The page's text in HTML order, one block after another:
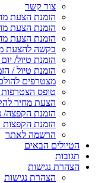
צור קשר
הזמנת הצעת
הזמנת הצעת
הזמנת הצעת
בקשה להצעת
הזמנת טיול/
הזמנת טיול /
מצטרפים
טופס הצטרפות
הצעת מחיר
הזמנת הקפצה/
הזמנת הקפצות
הרשמה לאתר
הטיולים הבאים
תגובות
הצהרת נגישות
הצהרת נגישות